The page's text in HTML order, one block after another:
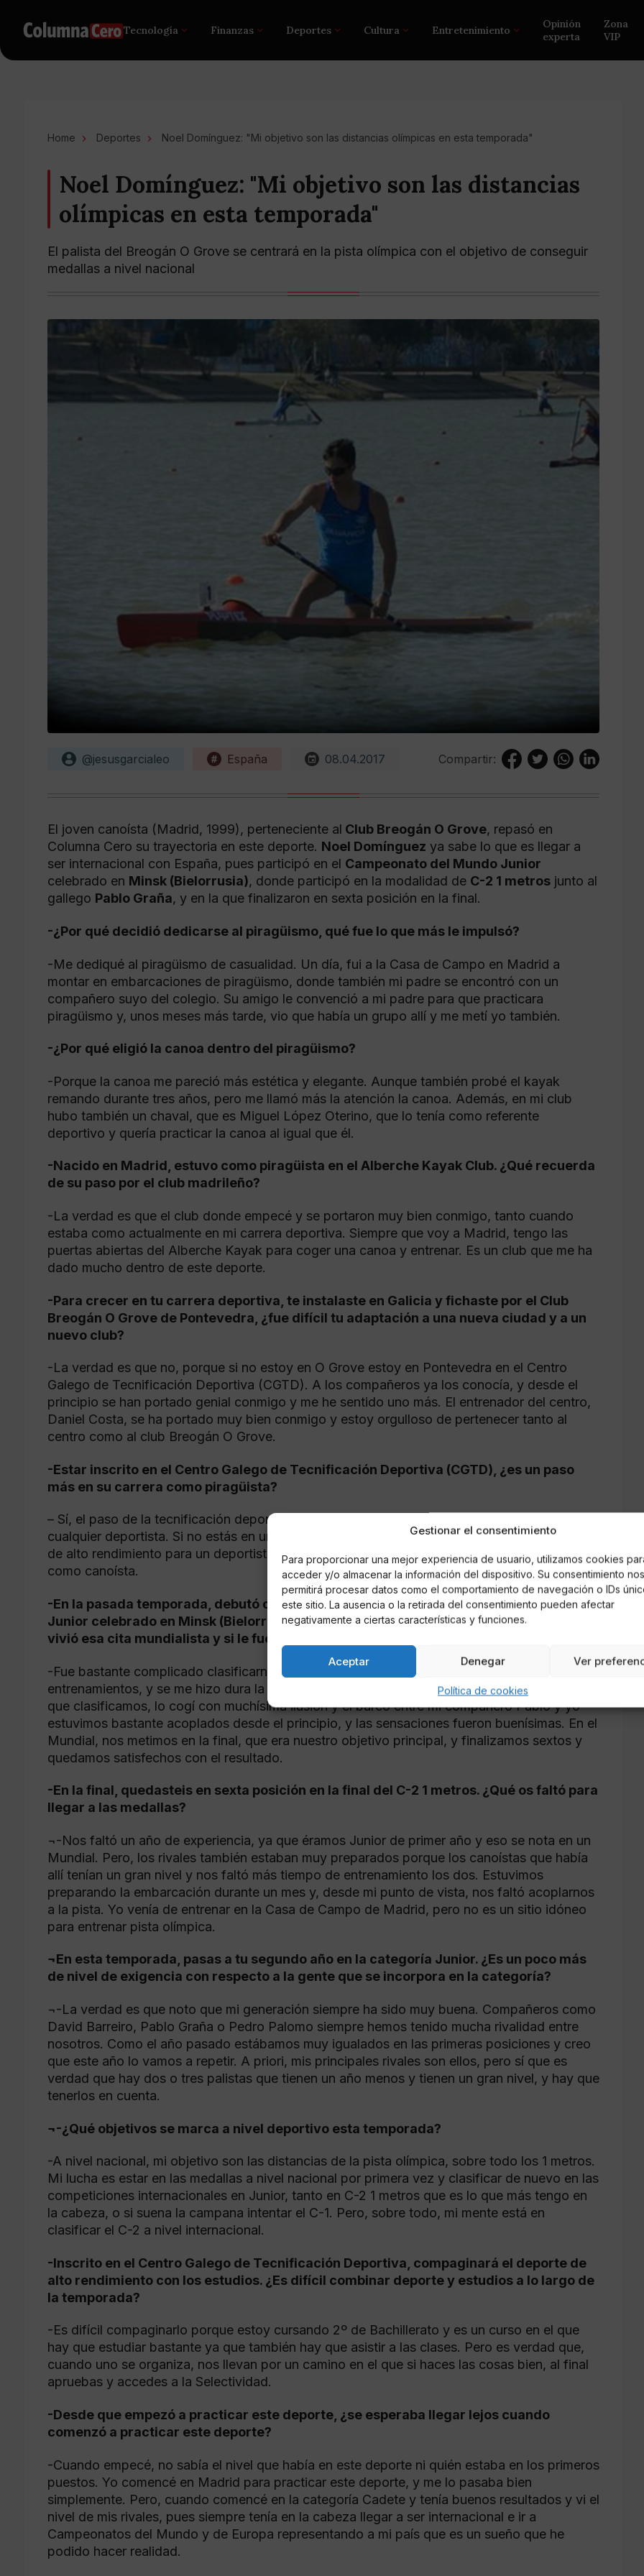
Gestionar el consentimiento
Para proporcionar una mejor experiencia de usuario, utilizamos cookies
acceder y/o almacenar la información del dispositivo. Su consentimiento nos
permitirá procesar datos como el comportamiento de navegación o IDs
este sitio. La ausencia o la retirada del consentimiento pueden afectar
negativamente a ciertas características y funciones.
Aceptar Denegar Ver
Política de cookies
Tecnología Finanzas Deportes Cultura Entretenimiento
Opinión
experta
Zona
VIP
Home Deportes Noel Domínguez: "Mi objetivo son las distancias olímpicas en esta temporada"
Noel Domínguez: "Mi objetivo son las distancias
olímpicas en esta temporada"
El palista del Breogán O Grove se centrará en la pista olímpica con el objetivo de conseguir
medallas a nivel nacional
@jesusgarcialeo España 08.04.2017 Compartir:
El joven canoísta (Madrid, 1999), perteneciente al Club Breogán O Grove, repasó en
Columna Cero su trayectoria en este deporte. Noel Domínguez ya sabe lo que es llegar a
ser internacional con España, pues participó en el Campeonato del Mundo Junior
celebrado en Minsk (Bielorrusia), donde participó en la modalidad de C-2 1 metros junto al
gallego Pablo Graña, y en la que finalizaron en sexta posición en la final.
-¿Por qué decidió dedicarse al piragüismo, qué fue lo que más le impulsó?
-Me dediqué al piragüismo de casualidad. Un día, fui a la Casa de Campo en Madrid a
montar en embarcaciones de piragüismo, donde también mi padre se encontró con un
compañero suyo del colegio. Su amigo le convenció a mi padre para que practicara
piragüismo y, unos meses más tarde, vio que había un grupo allí y me metí yo también.
-¿Por qué eligió la canoa dentro del piragüismo?
-Porque la canoa me pareció más estética y elegante. Aunque también probé el kayak
remando durante tres años, pero me llamó más la atención la canoa. Además, en mi club
hubo también un chaval, que es Miguel López Oterino, que lo tenía como referente
deportivo y quería practicar la canoa al igual que él.
-Nacido en Madrid, estuvo como piragüista en el Alberche Kayak Club. ¿Qué recuerda
de su paso por el club madrileño?
-La verdad es que el club donde empecé y se portaron muy bien conmigo, tanto cuando
estaba como actualmente en mi carrera deportiva. Siempre que voy a Madrid, tengo las
puertas abiertas del Alberche Kayak para coger una canoa y entrenar. Es un club que me ha
dado mucho dentro de este deporte.
-Para crecer en tu carrera deportiva, te instalaste en Galicia y fichaste por el Club
Breogán O Grove de Pontevedra, ¿fue difícil tu adaptación a una nueva ciudad y a un
nuevo club?
-La verdad es que no, porque si no estoy en O Grove estoy en Pontevedra en el Centro
Galego de Tecnificación Deportiva (CGTD). A los compañeros ya los conocía, y desde el
principio se han portado genial conmigo y me he sentido uno más. El entrenador del centro,
Daniel Costa, se ha portado muy bien conmigo y estoy orgulloso de pertenecer tanto al
centro como al club Breogán O Grove.
-Estar inscrito en el Centro Galego de Tecnificación Deportiva (CGTD), ¿es un paso
más en su carrera como piragüista?
– Sí, el paso de la tecnificación deportiva es clave para el progreso de un piragüista o de
cualquier deportista. Si no estás en un centro con grandes instalaciones, entrar en un centro
de alto rendimiento para un deportista es importante y para mí, me está ayudando a crecer
como canoísta.
-En la pasada temporada, debutó como internacional en el Campeonato del Mundo
Junior celebrado en Minsk (Bielorrusia), junto a Pablo Graña en C-2 1 metros. ¿Cómo
vivió esa cita mundialista y si le fue difícil llegar?
-Fue bastante complicado clasificarnos porque fue un año muy duro en cuanto a
entrenamientos, y se me hizo dura la temporada, sobre todo en el tramo final. Pero, una vez
que clasificamos, lo cogí con muchísima ilusión y el barco entre mi compañero Pablo y yo
estuvimos bastante acoplados desde el principio, y las sensaciones fueron buenísimas. En el
Mundial, nos metimos en la final, que era nuestro objetivo principal, y finalizamos sextos y
quedamos satisfechos con el resultado.
-En la final, quedasteis en sexta posición en la final del C-2 1 metros. ¿Qué os faltó para
llegar a las medallas?
¬-Nos faltó un año de experiencia, ya que éramos Junior de primer año y eso se nota en un
Mundial. Pero, los rivales también estaban muy preparados porque los canoístas que había
allí tenían un gran nivel y nos faltó más tiempo de entrenamiento los dos. Estuvimos
preparando la embarcación durante un mes y, desde mi punto de vista, nos faltó acoplarnos
a la pista. Yo venía de entrenar en la Casa de Campo de Madrid, pero no es un sitio idóneo
para entrenar pista olímpica.
¬En esta temporada, pasas a tu segundo año en la categoría Junior. ¿Es un poco más
de nivel de exigencia con respecto a la gente que se incorpora en la categoría?
¬-La verdad es que noto que mi generación siempre ha sido muy buena. Compañeros como
David Barreiro, Pablo Graña o Pedro Palomo siempre hemos tenido mucha rivalidad entre
nosotros. Como el año pasado estábamos muy igualados en las primeras posiciones y creo
que este año lo vamos a repetir. A priori, mis principales rivales son ellos, pero sí que es
verdad que hay dos o tres palistas que tienen un año menos y tienen un gran nivel, y hay que
tenerlos en cuenta.
¬-¿Qué objetivos se marca a nivel deportivo esta temporada?
-A nivel nacional, mi objetivo son las distancias de la pista olímpica, sobre todo los 1 metros.
Mi lucha es estar en las medallas a nivel nacional por primera vez y clasificar de nuevo en las
competiciones internacionales en Junior, tanto en C-2 1 metros que es lo que más tengo en
la cabeza, o si suena la campana intentar el C-1. Pero, sobre todo, mi mente está en
clasificar el C-2 a nivel internacional.
-Inscrito en el Centro Galego de Tecnificación Deportiva, compaginará el deporte de
alto rendimiento con los estudios. ¿Es difícil combinar deporte y estudios a lo largo de
la temporada?
-Es difícil compaginarlo porque estoy cursando 2º de Bachillerato y es un curso en el que
hay que estudiar bastante ya que también hay que asistir a las clases. Pero es verdad que,
cuando uno se organiza, nos llevan por un camino en el que si haces las cosas bien, al final
apruebas y accedes a la Selectividad.
-Desde que empezó a practicar este deporte, ¿se esperaba llegar lejos cuando
comenzó a practicar este deporte?
-Cuando empecé, no sabía el nivel que había en este deporte ni quién estaba en los primeros
puestos. Yo comencé en Madrid para practicar este deporte, y me lo pasaba bien
simplemente. Pero, cuando comencé en la categoría Cadete y tenía buenos resultados y vi el
nivel de mis rivales, pues siempre tenía en la cabeza llegar a ser internacional e ir a
Campeonatos del Mundo y de Europa representando a mi país que es un sueño que he
podido hacer realidad.